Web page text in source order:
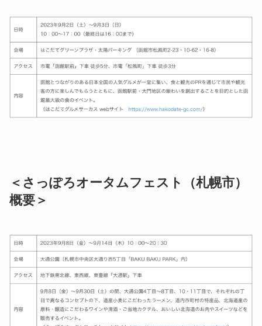
＜さっぽろオータムフェスト（札幌市）
概要＞